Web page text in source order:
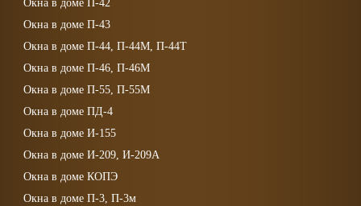
Окна в доме П-42
Окна в доме П-43
Окна в доме П-44, П-44М, П-44Т
Окна в доме П-46, П-46М
Окна в доме П-55, П-55М
Окна в доме ПД-4
Окна в доме И-155
Окна в доме И-209, И-209А
Окна в доме КОПЭ
Окна в доме П-3, П-3м